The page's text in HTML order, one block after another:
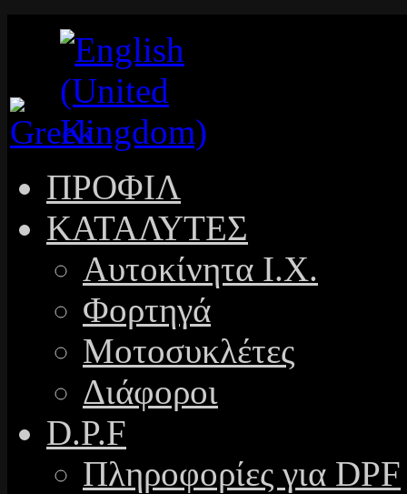
ΠΡΟΦΙΛ
ΚΑΤΑΛΥΤΕΣ
Αυτοκίνητα Ι.Χ.
Φορτηγά
Μοτοσυκλέτες
Διάφοροι
D.P.F
Πληροφορίες για DPF